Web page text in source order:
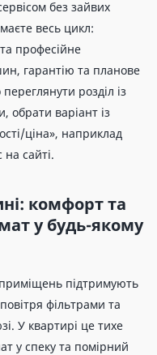
без зайвих
весь цикл:
професійне
гарантію та планове
розділ із
обрати варіант із
ціна», наприклад
сайті.
комфорт та
у будь-якому
підтримують
фільтрами та
У квартирі це тихе
у спеку та помірний